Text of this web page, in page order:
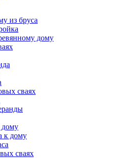
из бруса
дому
сваях
дому
к дому
сваях